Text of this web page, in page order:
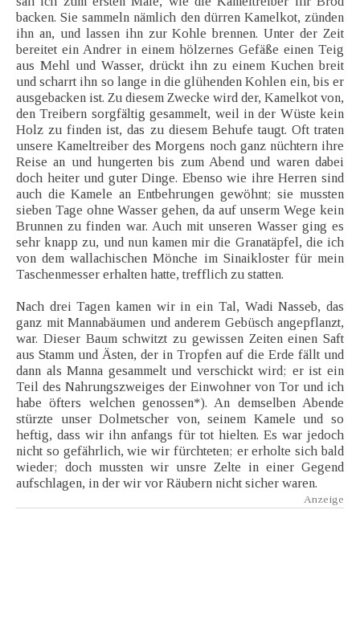
backen. Sie sammeln nämlich den dürren Kamelkot, zünden
ihn an, und lassen ihn zur Kohle brennen. Unter der Zeit
bereitet ein Andrer in einem hölzernes Gefäße einen Teig
aus Mehl und Wasser, drückt ihn zu einem Kuchen breit
und scharrt ihn so lange in die glühenden Kohlen ein, bis er
ausgebacken ist. Zu diesem Zwecke wird der, Kamelkot von,
den Treibern sorgfältig gesammelt, weil in der Wüste kein
Holz zu finden ist, das zu diesem Behufe taugt. Oft traten
unsere Kameltreiber des Morgens noch ganz nüchtern ihre
Reise an und hungerten bis zum Abend und waren dabei
doch heiter und guter Dinge. Ebenso wie ihre Herren sind
auch die Kamele an Entbehrungen gewöhnt; sie mussten
sieben Tage ohne Wasser gehen, da auf unserm Wege kein
Brunnen zu finden war. Auch mit unseren Wasser ging es
sehr knapp zu, und nun kamen mir die Granatäpfel, die ich
von dem wallachischen Mönche im Sinaikloster für mein
Taschenmesser erhalten hatte, trefflich zu statten.
Nach drei Tagen kamen wir in ein Tal, Wadi Nasseb, das
ganz mit Mannabäumen und anderem Gebüsch angepflanzt,
war. Dieser Baum schwitzt zu gewissen Zeiten einen Saft
aus Stamm und Ästen, der in Tropfen auf die Erde fällt und
dann als Manna gesammelt und verschickt wird; er ist ein
Teil des Nahrungszweiges der Einwohner von Tor und ich
habe öfters welchen genossen*). An demselben Abende
stürzte unser Dolmetscher von, seinem Kamele und so
heftig, dass wir ihn anfangs für tot hielten. Es war jedoch
nicht so gefährlich, wie wir fürchteten; er erholte sich bald
wieder; doch mussten wir unsre Zelte in einer Gegend
aufschlagen, in der wir vor Räubern nicht sicher waren.